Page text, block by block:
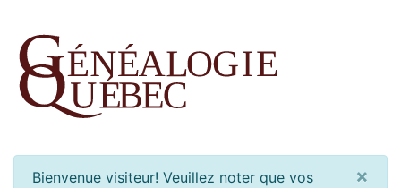
Bienvenue visiteur! Veuillez noter que vos
×